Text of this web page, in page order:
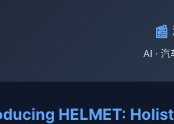
📰
AI ·
HELMET: